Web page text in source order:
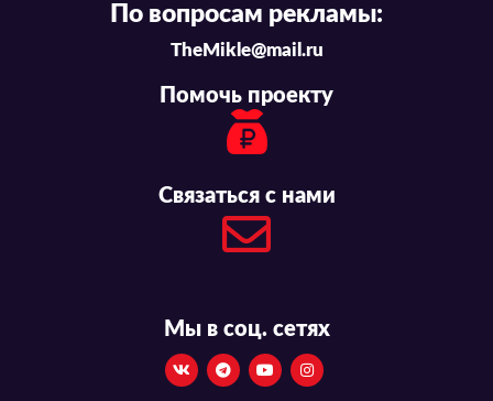
По вопросам рекламы:
TheMikle@mail.ru
Помочь проекту
Связаться с нами
Мы в соц. сетях